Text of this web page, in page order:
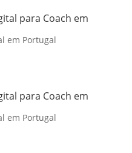
para Coach em
em Portugal
para Coach em
em Portugal